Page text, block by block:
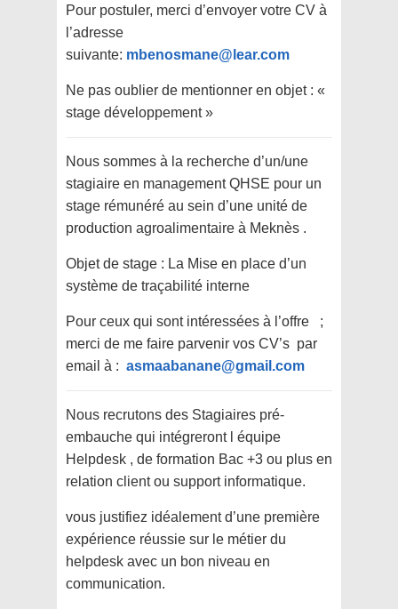
Pour postuler, merci d’envoyer votre CV à
l’adresse
suivante: mbenosmane@lear.com
Ne pas oublier de mentionner en objet : «
stage développement »
Nous sommes à la recherche d’un/une
stagiaire en management QHSE pour un
stage rémunéré au sein d’une unité de
production agroalimentaire à Meknès .
Objet de stage : La Mise en place d’un
système de traçabilité interne
Pour ceux qui sont intéressées à l’offre ;
merci de me faire parvenir vos CV’s par
email à : asmaabanane@gmail.com
Nous recrutons des Stagiaires pré-
embauche qui intégreront l équipe
Helpdesk , de formation Bac +3 ou plus en
relation client ou support informatique.
vous justifiez idéalement d’une première
expérience réussie sur le métier du
helpdesk avec un bon niveau en
communication.